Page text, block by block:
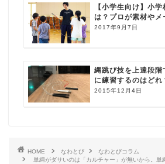
【小学生向け】小
は？プロが素材やメ
2017年9月7日
縄跳び技を上達段
に練習するのはどれ
2015年12月4日
HOME なわとび
なわとびコラム
単縄がダサいのは「カルチャー」が無いから。単